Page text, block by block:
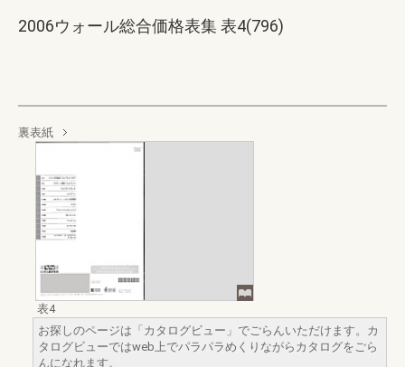
2006ウォール総合価格表集 表4(796)
裏表紙
表4
お探しのページは「カタログビュー」でごらんいただけます。カ
タログビューではweb上でパラパラめくりながらカタログをごら
んになれます。